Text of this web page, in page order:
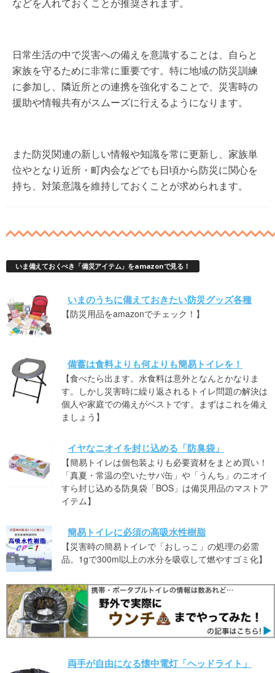
などを入れておくことが推奨されます。
日常生活の中で災害への備えを意識することは、自らと
家族を守るために非常に重要です。特に地域の防災訓練
に参加し、隣近所との連携を強化することで、災害時の
援助や情報共有がスムーズに行えるようになります。
また防災関連の新しい情報や知識を常に更新し、家族単
位やとなり近所・町内会などでも日頃から防災に関心を
持ち、対策意識を維持しておくことが求められます。
いま備えておくべき「備災アイテム」をamazonで見る！
いまのうちに備えておきたい防災グッズ各種
【防災用品をamazonでチェック！】
備蓄は食料よりも何よりも簡易トイレを！
【食べたら出ます。水食料は意外となんとかなりま
す。しかし災害時に繰り返されるトイレ問題の解決は
個人や家庭での備えがベストです。まずはこれを備え
ましょう】
イヤなニオイを封じ込める「防臭袋」
【簡易トイレは個包装よりも必要資材をまとめ買い！
「真夏・常温の空いたサバ缶」や「うんち」のニオイ
すら封じ込める防臭袋「BOS」は備災用品のマストア
イテム】
簡易トイレに必須の高吸水性樹脂
【災害時の簡易トイレで「おしっこ」の処理の必需
品。1gで300ml以上の水分を吸収して燃やすゴミ化】
両手が自由になる懐中電灯「ヘッドライト」